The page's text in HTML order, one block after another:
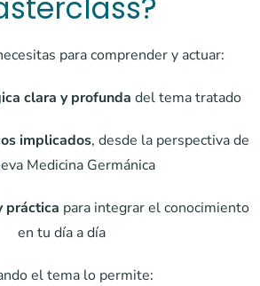
para comprender y actuar:
clara y profunda del tema tratado
implicados, desde la perspectiva de
Medicina Germánica
práctica para integrar el conocimiento
en tu día a día
el tema lo permite: